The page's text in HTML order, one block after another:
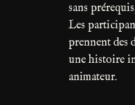
sans
Les
prennent des
une histoire
animateur.